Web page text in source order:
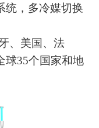
统，多冷媒切换
、美国、法
球35个国家和地